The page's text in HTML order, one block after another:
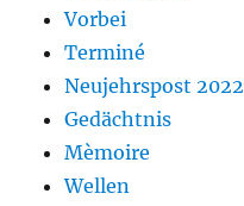
Vorbei
Terminé
Neujehrspost 2022
Gedächtnis
Mèmoire
Wellen